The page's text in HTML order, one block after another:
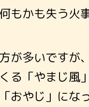
もかも失う火
が多いですが
る「やまじ風
おやじ」にな